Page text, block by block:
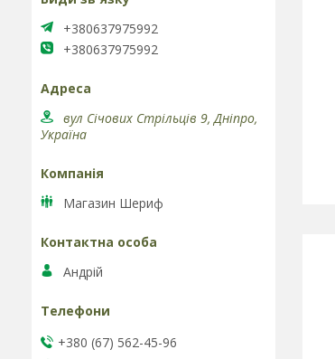
+380637975992
+380637975992
вул Січових Стрільців 9, Дніпро,
Україна
Магазин Шериф
Андрій
+380 (67) 562-45-96